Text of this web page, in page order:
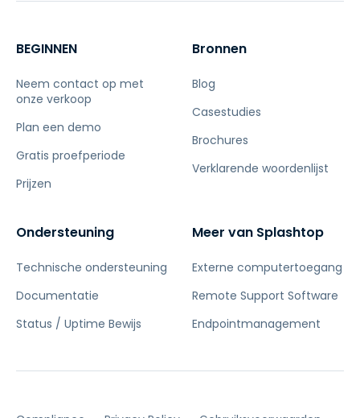
BEGINNEN
Neem contact op met
onze verkoop
Plan een demo
Gratis proefperiode
Prijzen
Bronnen
Blog
Casestudies
Brochures
Verklarende woordenlijst
Ondersteuning
Technische ondersteuning
Documentatie
Status / Uptime Bewijs
Meer van Splashtop
Externe computertoegang
Remote Support Software
Endpointmanagement